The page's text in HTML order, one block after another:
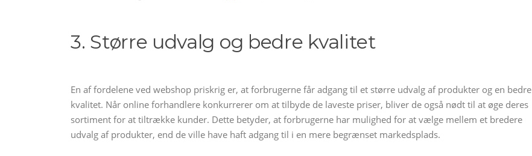
3. Større udvalg og bedre kvalitet
En af fordelene ved webshop priskrig er, at forbrugerne får adgang til et større udvalg af produkter og en bedre
kvalitet. Når online forhandlere konkurrerer om at tilbyde de laveste priser, bliver de også nødt til at øge deres
sortiment for at tiltrække kunder. Dette betyder, at forbrugerne har mulighed for at vælge mellem et bredere
udvalg af produkter, end de ville have haft adgang til i en mere begrænset markedsplads.